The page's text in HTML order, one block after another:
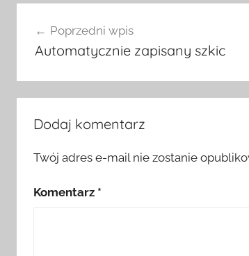
wpisuPoprzedni wpis
Automatycznie zapisany szkic
Dodaj komentarz
Twój adres e-mail nie zostanie
Komentarz *